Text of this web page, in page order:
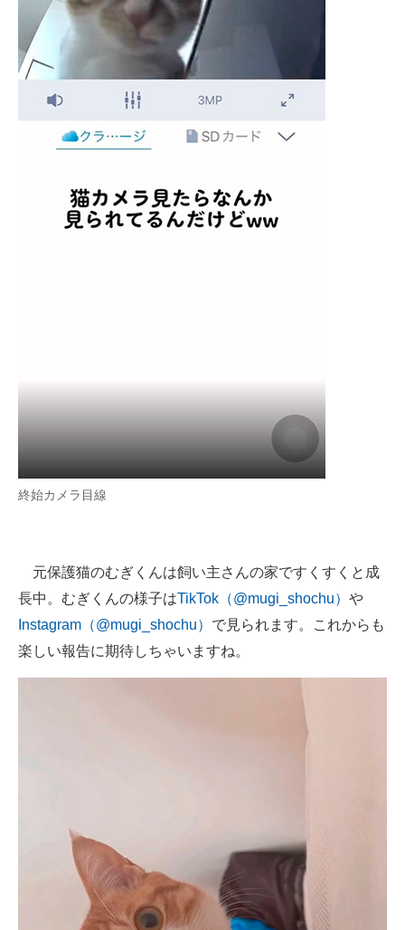
終始カメラ目線
元保護猫のむぎくんは飼い主さんの家ですくすくと成
長中。むぎくんの様子はTikTok（@mugi_shochu） や
Instagram（@mugi_shochu） で見られます。これからも
楽しい報告に期待しちゃいますね。